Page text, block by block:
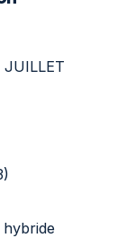
JUILLET
hybride